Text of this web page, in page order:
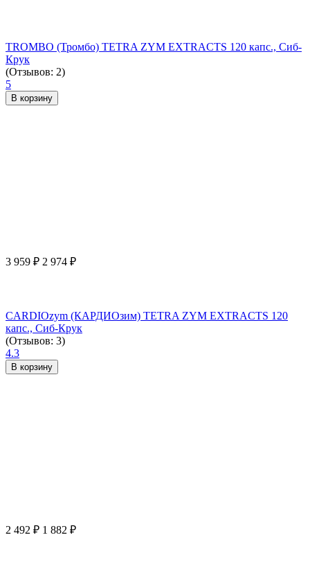
TROMBO (Тромбо) TETRA ZYM EXTRACTS 120 капс., Сиб-
Крук
(Отзывов: 2)
5
В корзину
3 959 ₽ 2 974 ₽
CARDIOzym (КАРДИОзим) TETRA ZYM EXTRACTS 120
капс., Сиб-Крук
(Отзывов: 3)
4.3
В корзину
2 492 ₽ 1 882 ₽